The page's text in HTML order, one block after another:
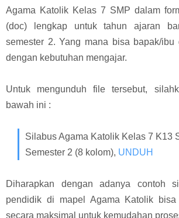
Agama Katolik Kelas 7 SMP dalam
(doc) lengkap untuk tahun ajaran
semester 2. Yang mana bisa bapak/ibu
dengan kebutuhan mengajar.
Untuk mengunduh file tersebut,
bawah ini :
Silabus Agama Katolik Kelas 7 K13
Semester 2 (8 kolom), UNDUH
Diharapkan dengan adanya contoh
pendidik di mapel Agama Katolik bisa
secara maksimal untuk kemudahan